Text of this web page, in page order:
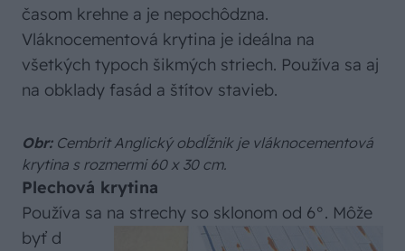
časom krehne a je nepochôdzna.
Vláknocementová krytina je ideálna na
všetkých typoch šikmých striech. Používa sa aj
na obklady fasád a štítov stavieb.
Obr:Cembrit Anglický obdĺžnik je vláknocementová
krytina s rozmermi 60 x 30 cm.
Plechová krytina
Používa sa na strechy so sklonom od 6°. Môže
byť d